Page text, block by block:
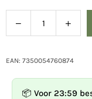
Diminuer
la
pour
la
pour
EAN: 7350054760874
📦 Voor 23:59